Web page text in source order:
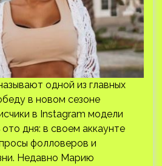
одной из главных
в новом сезоне
в Instagram модели
дня: в своем аккаунте
фолловеров и
Недавно Марию